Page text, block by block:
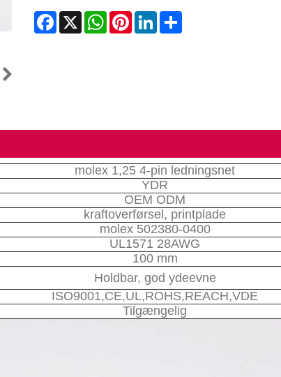
Facebook
X WhatsAppPinterestLinkedInShare
molex 1,25 4-pin ledningsnet
YDR
OEM ODM
kraftoverførsel, printplade
molex 502380-0400
UL1571 28AWG
100 mm
Holdbar, god ydeevne
ISO9001,CE,UL,ROHS,REACH,VDE
Tilgængelig